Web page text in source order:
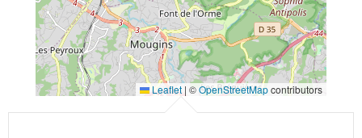
Leaflet | ©OpenStreetMapcontributors